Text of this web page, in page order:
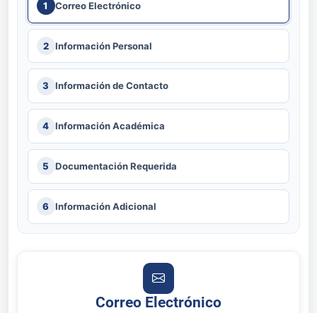
1 Correo Electrónico
2 Información Personal
3 Información de Contacto
4 Información Académica
5 Documentación Requerida
6 Información Adicional
Correo Electrónico